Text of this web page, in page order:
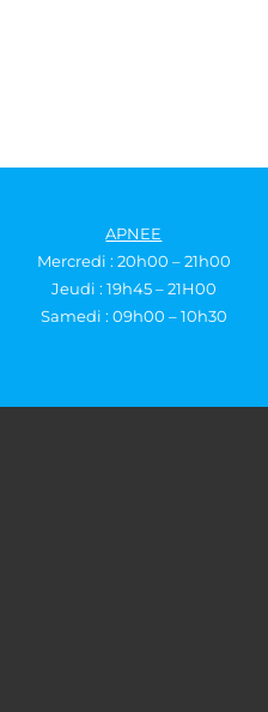
APNEE
Mercredi : 20h00 – 21h00
Jeudi : 19h45 – 21H00
Samedi : 09h00 – 10h30